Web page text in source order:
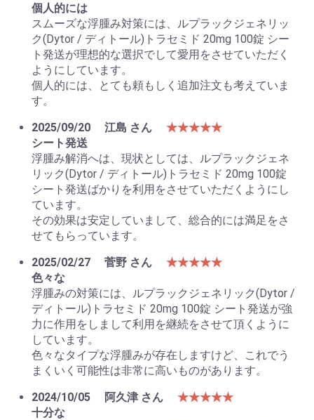
お買い物を続ける カートへ進む
個人的には
スムーズな浮腫み対策には、ルプラックジェネリッ
ク(Dytor / ディトール)トラセミド 20mg 100錠 シー
ト発送が理想的な選択でして愛用をさせていただく
ようにしています。
個人的には、とても頼もしく追加注文も考えていま
す。
2025/09/20
江島 さん
★★★★★
シート発送
浮腫み解消へは、現状としては、ルプラックジェネ
リック(Dytor / ディトール)トラセミド 20mg 100錠
シート発送ばかりを利用をさせていただくようにし
ています。
その効果は安定していまして、総合的には満足をさ
せてもらっています。
2025/02/27
菅野 さん
★★★★★
色々な
浮腫みの対策には、ルプラックジェネリック(Dytor /
ディトール)トラセミド 20mg 100錠 シート発送が強
力に作用をしまして利用を継続をさせて頂くように
しています。
色々なタイプな浮腫みが存在しますけど、これでう
まくいく可能性は非常に高いものがあります。
2024/10/05
阿久津 さん
★★★★★
十分な